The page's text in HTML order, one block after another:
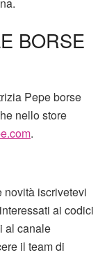
BORSE
Pepe borse
nello store
.
novità iscrivetevi
ai codici
al canale
il team di